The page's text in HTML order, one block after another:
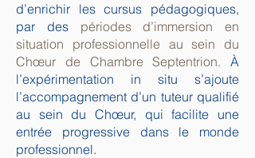
d’enrichir les cursus pédagogiques,
par des périodes d’immersion en
situation professionnelle au sein du
Chœur de Chambre Septentrion. À
l’expérimentation in situ s’ajoute
l’accompagnement d’un tuteur qualifié
au sein du Chœur, qui facilite une
entrée progressive dans le monde
professionnel.